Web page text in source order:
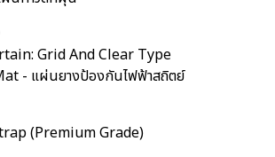
Grid And Clear Type
- แผ่นยางป้องกันไฟฟ้าสถิตย์
(Premium Grade)